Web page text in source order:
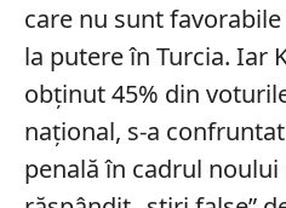
care nu sunt favorabile
la putere în Turcia. Iar
obținut 45% din
național, s-a
penală în cadrul